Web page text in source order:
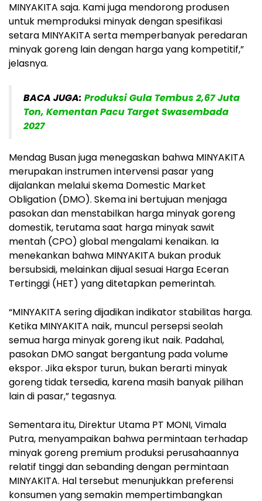
MINYAKITA saja. Kami juga mendorong produsen
untuk memproduksi minyak dengan spesifikasi
setara MINYAKITA serta memperbanyak peredaran
minyak goreng lain dengan harga yang kompetitif,”
jelasnya.
BACA JUGA: Produksi Gula Tembus 2,67 Juta
Ton, Kementan Pacu Target Swasembada
2027
Mendag Busan juga menegaskan bahwa MINYAKITA
merupakan instrumen intervensi pasar yang
dijalankan melalui skema Domestic Market
Obligation (DMO). Skema ini bertujuan menjaga
pasokan dan menstabilkan harga minyak goreng
domestik, terutama saat harga minyak sawit
mentah (CPO) global mengalami kenaikan. Ia
menekankan bahwa MINYAKITA bukan produk
bersubsidi, melainkan dijual sesuai Harga Eceran
Tertinggi (HET) yang ditetapkan pemerintah.
“MINYAKITA sering dijadikan indikator stabilitas harga.
Ketika MINYAKITA naik, muncul persepsi seolah
semua harga minyak goreng ikut naik. Padahal,
pasokan DMO sangat bergantung pada volume
ekspor. Jika ekspor turun, bukan berarti minyak
goreng tidak tersedia, karena masih banyak pilihan
lain di pasar,” tegasnya.
Sementara itu, Direktur Utama PT MONI, Vimala
Putra, menyampaikan bahwa permintaan terhadap
minyak goreng premium produksi perusahaannya
relatif tinggi dan sebanding dengan permintaan
MINYAKITA. Hal tersebut menunjukkan preferensi
konsumen yang semakin mempertimbangkan